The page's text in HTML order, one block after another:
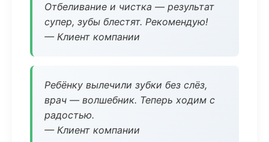
Отбеливание и чистка — результат
супер, зубы блестят. Рекомендую!
— Клиент компании
Ребёнку вылечили зубки без слёз,
врач — волшебник. Теперь ходим с
радостью.
— Клиент компании